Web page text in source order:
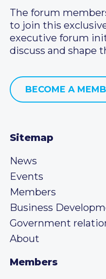
The forum
to join this
executive forum
discuss and shape
BECOME A
Sitemap
News
Events
Members
Business
Government
About
Members